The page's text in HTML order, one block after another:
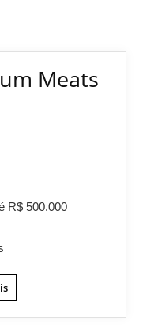
Meats
R$ 500.000